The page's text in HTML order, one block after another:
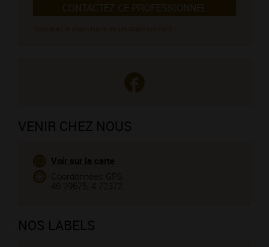
CONTACTEZ CE PROFESSIONNEL
VENIR CHEZ NOUS
Voir sur la carte
Coordonnées GPS :
46.29675, 4.72372
NOS LABELS